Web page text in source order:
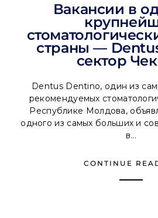
Вакансии в
страны —
сектор
Dentus Dentino, один из
рекомендуемых
Республике Молдова,
одного из самых больших и
в...
CONTINUE